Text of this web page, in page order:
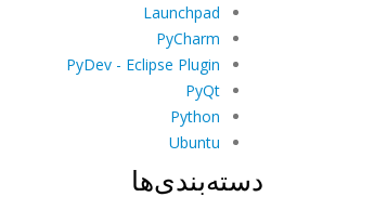
Launchpad
PyCharm
PyDev - Eclipse Plugin
PyQt
Python
Ubuntu
دسته‌بندی‌ها